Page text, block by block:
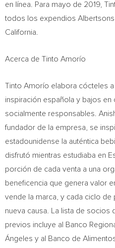
en línea. Para mayo de 2019,
todos los expendios
California
Acerca de Tinto Amorío
Tinto Amorío elabora cócteles
inspiración española y bajos en
socialmente responsables.
fundador de la empresa, se
estadounidense la auténtica
disfrutó mientras estudiaba en
porción de cada venta a una
beneficencia que genera valor
vende la marca, y cada ciclo
nueva causa. La lista de socios
previos incluye al Banco
Ángeles y al Banco de